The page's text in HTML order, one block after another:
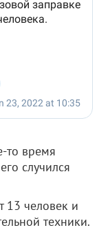
то время
случился
13 человек и
техники.